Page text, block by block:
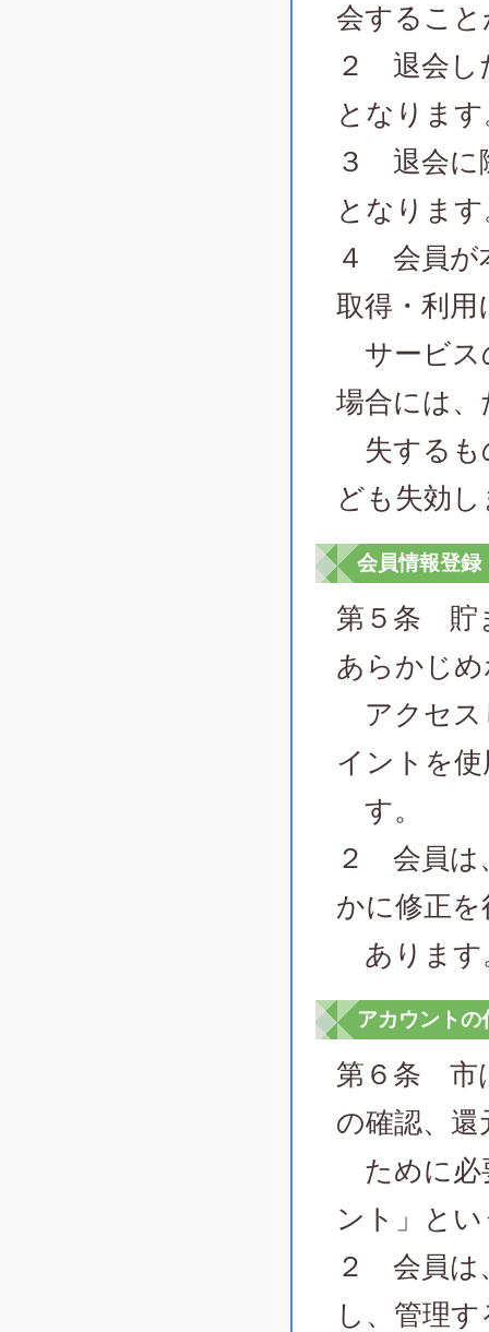
会するこ
２ 退会し
となりま
３ 退会に
となりま
４ 会員が
取得・利用
サービス
場合には
失するも
ども失効
会員情報登録
第５条 貯
あらかじ
アクセス
イントを
す。
２ 会員は
かに修正
あります
アカウントの
第６条 市
の確認、
ために必
ント」と
２ 会員は
し、管理